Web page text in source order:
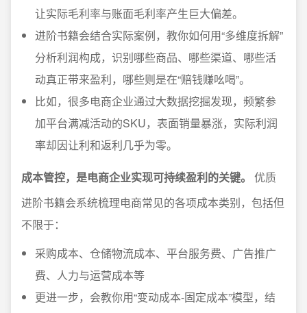
让实际毛利率与账面毛利率产生巨大偏差。
进阶书籍会结合实际案例，教你如何用“多维度拆解”
分析利润构成，识别哪些商品、哪些渠道、哪些活
动真正带来盈利，哪些则是在“赔钱赚吆喝”。
比如，很多电商企业通过大数据挖掘发现，频繁参
加平台满减活动的SKU，表面销量暴涨，实际利润
率却因让利和返利几乎为零。
成本管控，是电商企业实现可持续盈利的关键。
优质
进阶书籍会系统梳理电商常见的各项成本类别，包括但
不限于：
采购成本、仓储物流成本、平台服务费、广告推广
费、人力与运营成本等
更进一步，会教你用“变动成本-固定成本”模型，结